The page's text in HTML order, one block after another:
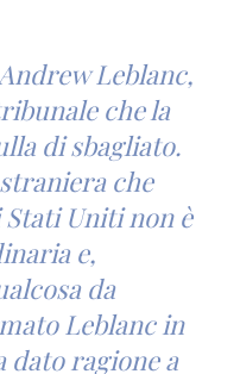
Leblanc,
che la
di sbagliato.
che
Uniti non è
e,
da
Leblanc in
dato ragione a